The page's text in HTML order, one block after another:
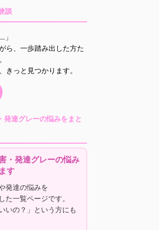
談
」
ら、一歩踏み出した方た
きっと見つかります。
発達グレーの悩みをまと
・発達グレーの悩み
す
発達の悩みを
た一覧ページです。
いの？」という方にも